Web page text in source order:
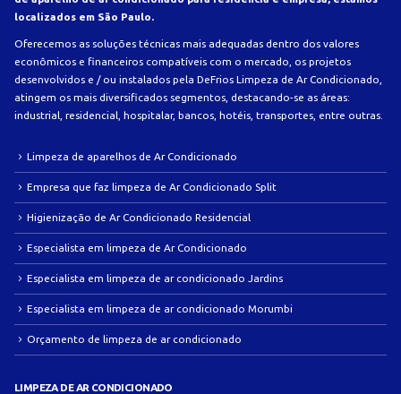
localizados em São Paulo.
Oferecemos as soluções técnicas mais adequadas dentro dos valores
econômicos e financeiros compatíveis com o mercado, os projetos
desenvolvidos e / ou instalados pela DeFrios Limpeza de Ar Condicionado,
atingem os mais diversificados segmentos, destacando-se as áreas:
industrial, residencial, hospitalar, bancos, hotéis, transportes, entre outras.
Limpeza de aparelhos de Ar Condicionado
Empresa que faz limpeza de Ar Condicionado Split
Higienização de Ar Condicionado Residencial
Especialista em limpeza de Ar Condicionado
Especialista em limpeza de ar condicionado Jardins
Especialista em limpeza de ar condicionado Morumbi
Orçamento de limpeza de ar condicionado
LIMPEZA DE AR CONDICIONADO